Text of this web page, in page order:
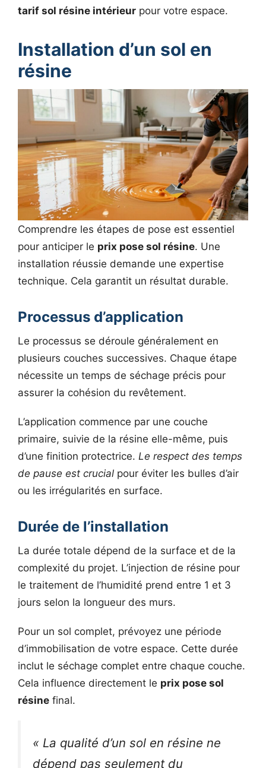
tarif sol résine intérieur pour votre espace.
Installation d’un sol en
résine
Comprendre les étapes de pose est essentiel
pour anticiper le prix pose sol résine. Une
installation réussie demande une expertise
technique. Cela garantit un résultat durable.
Processus d’application
Le processus se déroule généralement en
plusieurs couches successives. Chaque étape
nécessite un temps de séchage précis pour
assurer la cohésion du revêtement.
L’application commence par une couche
primaire, suivie de la résine elle-même, puis
d’une finition protectrice. Le respect des temps
de pause est crucial pour éviter les bulles d’air
ou les irrégularités en surface.
Durée de l’installation
La durée totale dépend de la surface et de la
complexité du projet. L’injection de résine pour
le traitement de l’humidité prend entre 1 et 3
jours selon la longueur des murs.
Pour un sol complet, prévoyez une période
d’immobilisation de votre espace. Cette durée
inclut le séchage complet entre chaque couche.
Cela influence directement le prix pose sol
résine final.
« La qualité d’un sol en résine ne
dépend pas seulement du